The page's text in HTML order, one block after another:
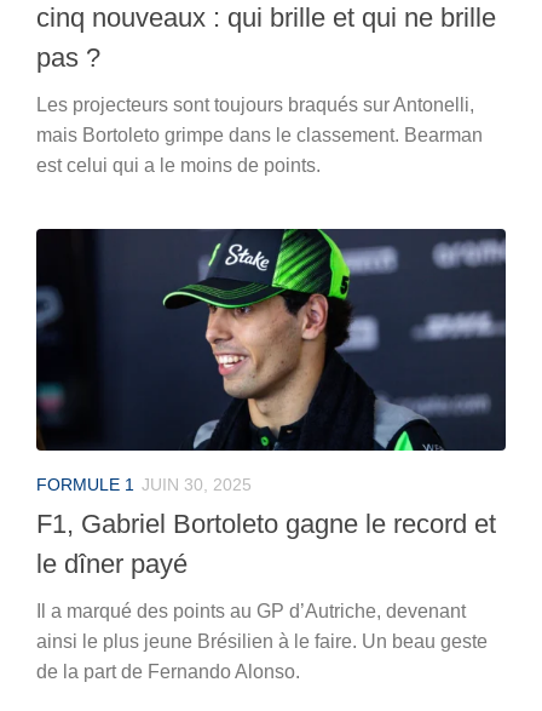
cinq nouveaux : qui brille et qui ne brille
pas ?
Les projecteurs sont toujours braqués sur Antonelli,
mais Bortoleto grimpe dans le classement. Bearman
est celui qui a le moins de points.
FORMULE 1 JUIN 30, 2025
F1, Gabriel Bortoleto gagne le record et
le dîner payé
Il a marqué des points au GP d’Autriche, devenant
ainsi le plus jeune Brésilien à le faire. Un beau geste
de la part de Fernando Alonso.